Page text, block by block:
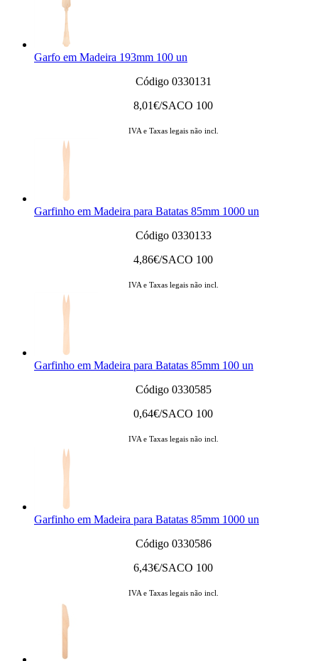
Garfo em Madeira 193mm 100 un
Código 0330131
8,01€/SACO 100
IVA e Taxas legais não incl.
Garfinho em Madeira para Batatas 85mm 1000 un
Código 0330133
4,86€/SACO 100
IVA e Taxas legais não incl.
Garfinho em Madeira para Batatas 85mm 100 un
Código 0330585
0,64€/SACO 100
IVA e Taxas legais não incl.
Garfinho em Madeira para Batatas 85mm 1000 un
Código 0330586
6,43€/SACO 100
IVA e Taxas legais não incl.